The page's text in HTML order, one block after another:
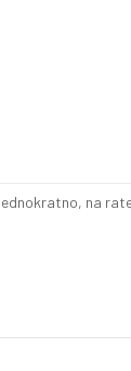
na